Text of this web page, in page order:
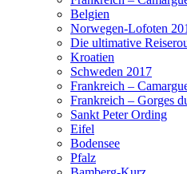
Belgien
Norwegen-Lofoten
Die ultimative
Kroatien
Schweden 2017
Frankreich –
Frankreich – Gorges
Sankt Peter Ording
Eifel
Bodensee
Pfalz